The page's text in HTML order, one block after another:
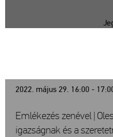
2022. május 29. 16:00 -
Emlékezés zenével |
igazságnak és a